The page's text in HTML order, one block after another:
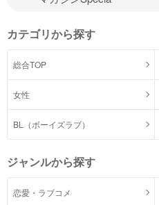
カテゴリから探す
総合TOP
女性
BL（ボーイズラブ）
ジャンルから探す
恋愛・ラブコメ